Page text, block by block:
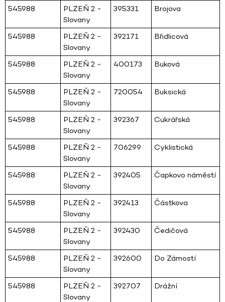
545988
PLZEŇ 2 -
Slovany
395331 Brojova
545988
PLZEŇ 2 -
Slovany
392171 Břidlicová
545988
PLZEŇ 2 -
Slovany
400173 Buková
545988
PLZEŇ 2 -
Slovany
720054 Buksická
545988
PLZEŇ 2 -
Slovany
392367 Cukrářská
545988
PLZEŇ 2 -
Slovany
706299 Cyklistická
545988
PLZEŇ 2 -
Slovany
392405 Čapkovo náměstí
545988
PLZEŇ 2 -
Slovany
392413 Částkova
545988
PLZEŇ 2 -
Slovany
392430 Čedičová
545988
PLZEŇ 2 -
Slovany
392600 Do Zámostí
545988
PLZEŇ 2 -
Slovany
392707 Drážní